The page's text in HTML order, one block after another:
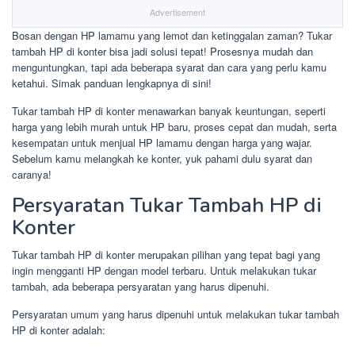
Advertisement
Bosan dengan HP lamamu yang lemot dan ketinggalan zaman? Tukar
tambah HP di konter bisa jadi solusi tepat! Prosesnya mudah dan
menguntungkan, tapi ada beberapa syarat dan cara yang perlu kamu
ketahui. Simak panduan lengkapnya di sini!
Tukar tambah HP di konter menawarkan banyak keuntungan, seperti
harga yang lebih murah untuk HP baru, proses cepat dan mudah, serta
kesempatan untuk menjual HP lamamu dengan harga yang wajar.
Sebelum kamu melangkah ke konter, yuk pahami dulu syarat dan
caranya!
Persyaratan Tukar Tambah HP di
Konter
Tukar tambah HP di konter merupakan pilihan yang tepat bagi yang
ingin mengganti HP dengan model terbaru. Untuk melakukan tukar
tambah, ada beberapa persyaratan yang harus dipenuhi.
Persyaratan umum yang harus dipenuhi untuk melakukan tukar tambah
HP di konter adalah: